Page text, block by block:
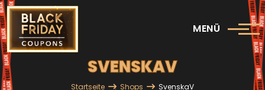
Direkt zum Inhalt
MENÜ
SVENSKAV
Startseite Shops SvenskaV